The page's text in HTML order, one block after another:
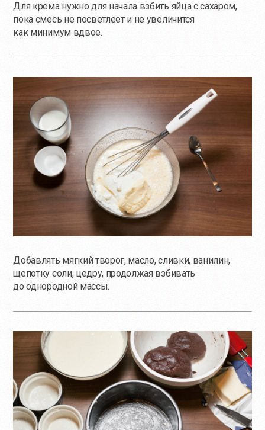
Для крема нужно для начала взбить яйца с сахаром,
пока смесь не посветлеет и не увеличится
как минимум вдвое.
Добавлять мягкий творог, масло, сливки, ванилин,
щепотку соли, цедру, продолжая взбивать
до однородной массы.